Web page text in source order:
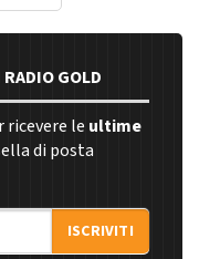
GOLD
le ultime
di posta
ISCRIVITI